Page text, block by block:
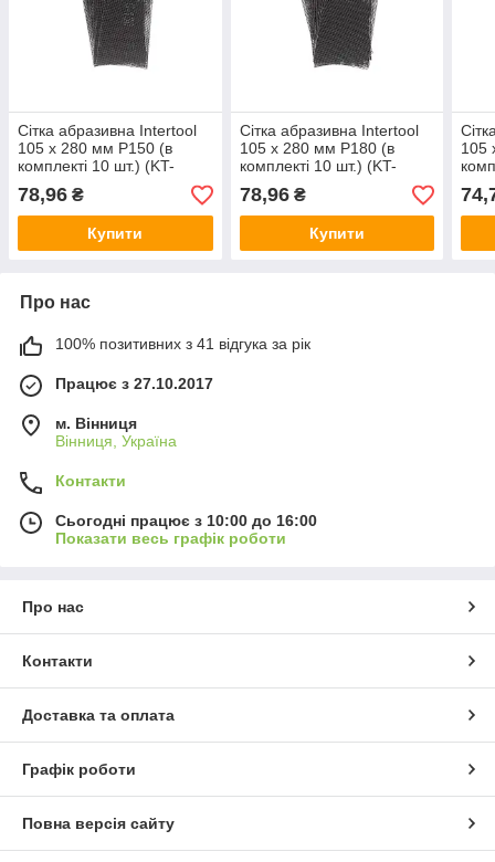
Сітка абразивна Intertool
105 х 280 мм Р150 (в
комплекті 10 шт.) (KT-
6015)
78,96 ₴
Купити
Сітка абразивна Intertool
105 х 280 мм Р180 (в
комплекті 10 шт.) (KT-
6018)
78,96₴
Купити
105
Про нас
100% позитивних з 41 відгука за рік
Працює з 27.10.2017
м. Вінниця
Вінниця, Україна
Контакти
Сьогодні працює з 10:00 до 16:00
Показати весь графік роботи
Про нас
Контакти
Доставка та оплата
Графік роботи
Повна версія сайту